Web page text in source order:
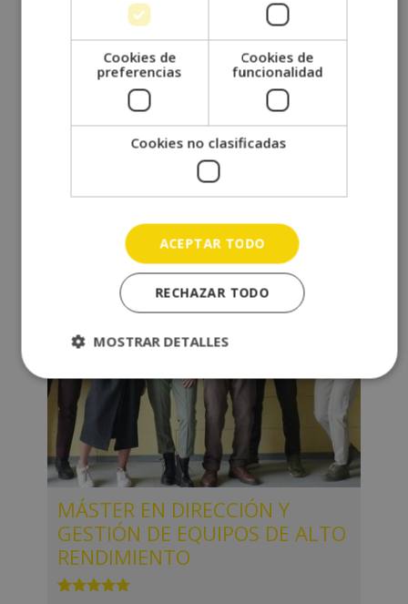
Conviértete en un experto del coaching,
inteligencia y PNL.
1.960,00€980,00
Saber más
MÁSTER EN DIRECCIÓN Y
GESTIÓN DE EQUIPOS DE ALTO
RENDIMIENTO
Cookies de
preferencias
Cookies de
funcionalidad
Cookies no clasificadas
ACEPTAR TODO
RECHAZAR TODO
MOSTRAR DETALLES